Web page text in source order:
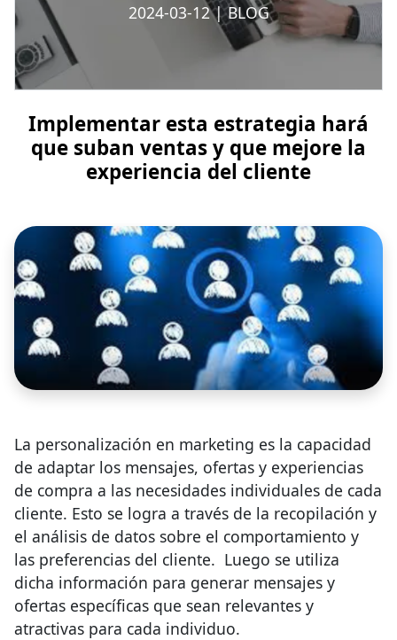
2024-03-12|BLOG
Implementar esta estrategia hará
que suban ventas y que mejore la
experiencia del cliente
La personalización en marketing es la capacidad
de adaptar los mensajes, ofertas y experiencias
de compra a las necesidades individuales de cada
cliente. Esto se logra a través de la recopilación y
el análisis de datos sobre el comportamiento y
las preferencias del cliente. Luego se utiliza
dicha información para generar mensajes y
ofertas específicas que sean relevantes y
atractivas para cada individuo.